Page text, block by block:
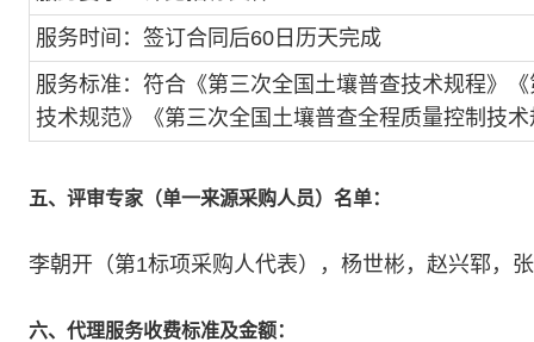
服务时间：签订合同后60日历天完成
服务标准：符合《第三次全国土壤普查技术规程》
技术规范》《第三次全国土壤普查全程质量控制技
五、评审专家（单一来源采购人员）名单：
李朝开（第1标项采购人代表），杨世彬，赵兴郓，
六、代理服务收费标准及金额：